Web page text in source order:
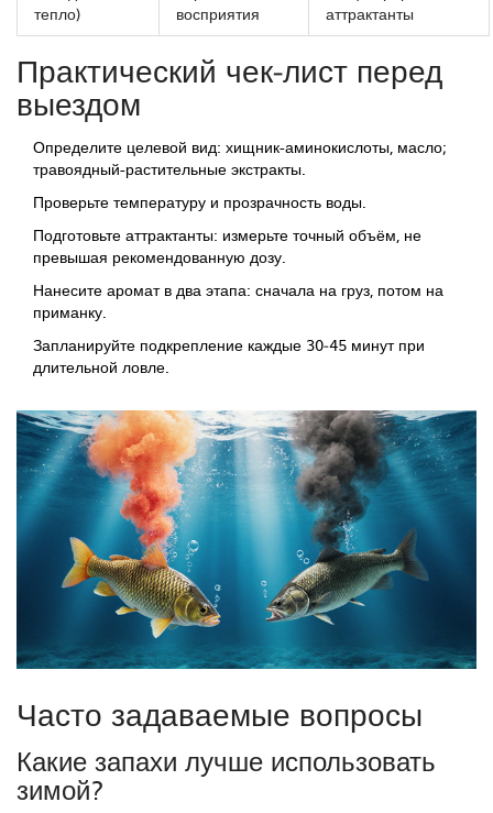
тепло)
восприятия
аттрактанты
Практический чек‑лист перед
выездом
Определите целевой вид: хищник-аминокислоты, масло;
травоядный-растительные экстракты.
Проверьте температуру и прозрачность воды.
Подготовьте аттрактанты: измерьте точный объём, не
превышая рекомендованную дозу.
Нанесите аромат в два этапа: сначала на груз, потом на
приманку.
Запланируйте подкрепление каждые 30‑45 минут при
длительной ловле.
Часто задаваемые вопросы
Какие запахи лучше использовать
зимой?